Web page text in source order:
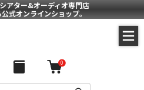
アター&オーディオ専門店
式オンラインショップ。
0